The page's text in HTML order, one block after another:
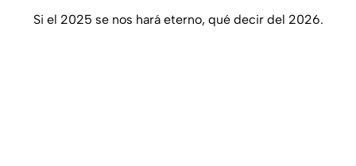
Si el 2025 se nos hará eterno, qué decir del 2026.